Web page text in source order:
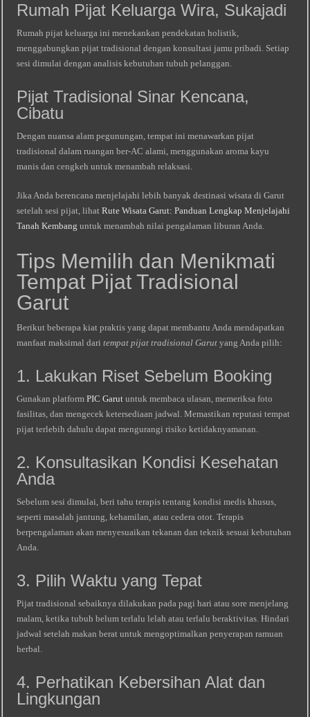
Rumah Pijat Keluarga Wira, Sukajadi
Rumah pijat keluarga ini menekankan pendekatan holistik,
menggabungkan pijat tradisional dengan konsultasi jamu pribadi. Setiap
sesi dimulai dengan analisis kebutuhan tubuh pelanggan.
Pijat Tradisional Sinar Kencana,
Cibatu
Dengan nuansa alam pegunungan, tempat ini menawarkan pijat
tradisional dalam ruangan ber-AC alami, menggunakan aroma kayu
manis dan cengkeh untuk menambah relaksasi.
Jika Anda berencana menjelajahi lebih banyak destinasi wisata di Garut
setelah sesi pijat, lihatRute Wisata Garut: Panduan Lengkap Menjelajahi
Tanah Kembang untuk menambah nilai pengalaman liburan Anda.
Tips Memilih dan Menikmati
Tempat Pijat Tradisional
Garut
Berikut beberapa kiat praktis yang dapat membantu Anda mendapatkan
manfaat maksimal daritempat pijat tradisional Garut yang Anda pilih:
1. Lakukan Riset Sebelum Booking
Gunakan platformPIC Garut untuk membaca ulasan, memeriksa foto
fasilitas, dan mengecek ketersediaan jadwal. Memastikan reputasi tempat
pijat terlebih dahulu dapat mengurangi risiko ketidaknyamanan.
2. Konsultasikan Kondisi Kesehatan
Anda
Sebelum sesi dimulai, beri tahu terapis tentang kondisi medis khusus,
seperti masalah jantung, kehamilan, atau cedera otot. Terapis
berpengalaman akan menyesuaikan tekanan dan teknik sesuai kebutuhan
Anda.
3. Pilih Waktu yang Tepat
Pijat tradisional sebaiknya dilakukan pada pagi hari atau sore menjelang
malam, ketika tubuh belum terlalu lelah atau terlalu beraktivitas. Hindari
jadwal setelah makan berat untuk mengoptimalkan penyerapan ramuan
herbal.
4. Perhatikan Kebersihan Alat dan
Lingkungan